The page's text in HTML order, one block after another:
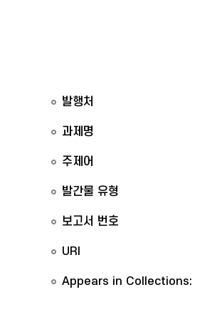
발행처
과제명
주제어
발간물 유형
보고서 번호
URI
Appears in Collections: